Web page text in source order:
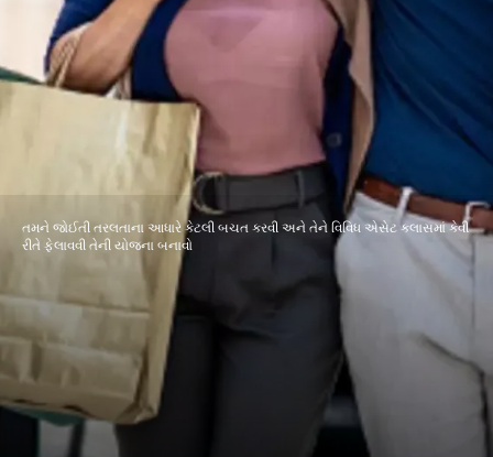
તમને જોઈતી તરલતાના આધારે કેટલી બચત કરવી અને તેને વિવિધ એસેટ ક્લાસમાં કેવી
રીતે ફેલાવવી તેની યોજના બનાવો